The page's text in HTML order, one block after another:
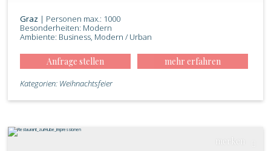
Graz | Personen max.: 1000
Besonderheiten: Modern
Ambiente: Business, Modern / Urban
Anfrage stellen mehr erfahren
Kategorien: Weihnachtsfeier
merken